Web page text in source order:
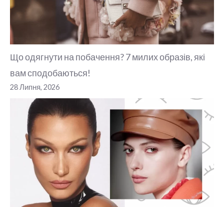
Що одягнути на побачення? 7 милих образів, які
вам сподобаються!
28 Липня, 2026